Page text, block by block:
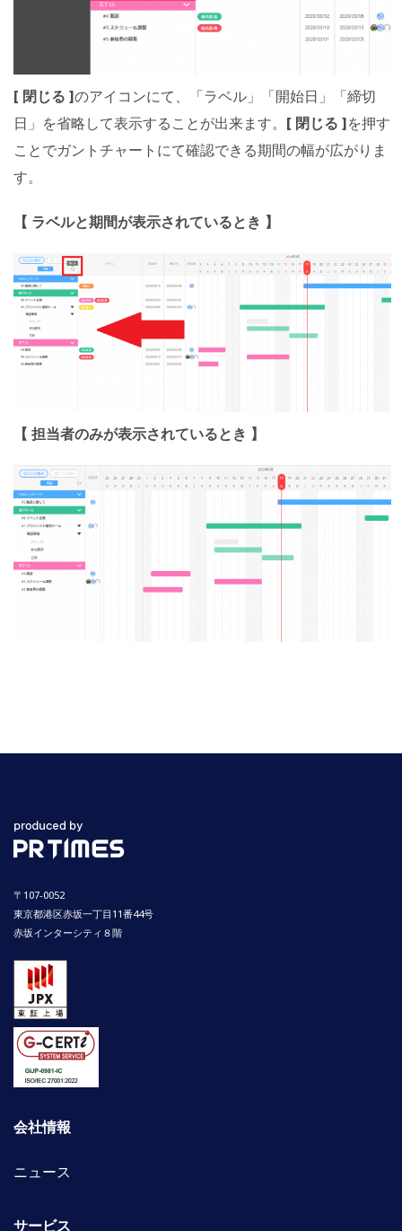
[ 閉じる ]のアイコンにて、「ラベル」「開始日」「締切
日」を省略して表示することが出来ます。 [ 閉じる ]を押す
ことでガントチャートにて確認できる期間の幅が広がりま
す。
【 ラベルと期間が表示されているとき 】
【 担当者のみが表示されているとき 】
〒107-0052
東京都港区赤坂一丁目11番44号
赤坂インターシティ８階
会社情報
ニュース
サービス